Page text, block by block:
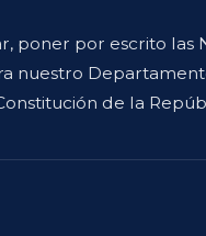
poner por escrito las
nuestro
de la